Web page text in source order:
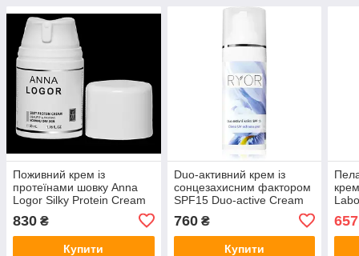
Поживний крем із
протеїнами шовку Anna
Logor Silky Protein Cream
830 ₴
Купити
Duo-активний крем із
сонцезахисним фактором
SPF15 Duo-active Cream
760₴
Купити
мл
657